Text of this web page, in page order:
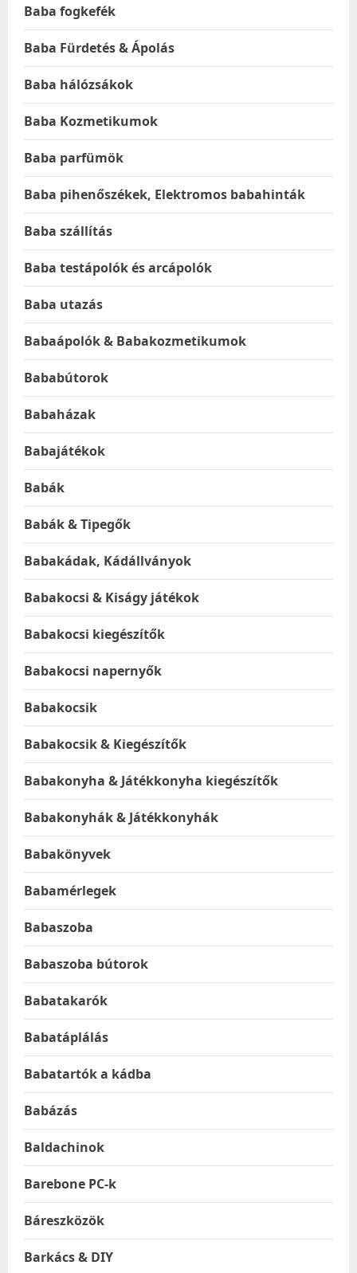
Baba fogkefék
Baba Fürdetés & Ápolás
Baba hálózsákok
Baba Kozmetikumok
Baba parfümök
Baba pihenőszékek, Elektromos babahinták
Baba szállítás
Baba testápolók és arcápolók
Baba utazás
Babaápolók & Babakozmetikumok
Bababútorok
Babaházak
Babajátékok
Babák
Babák & Tipegők
Babakádak, Kádállványok
Babakocsi & Kiságy játékok
Babakocsi kiegészítők
Babakocsi napernyők
Babakocsik
Babakocsik & Kiegészítők
Babakonyha & Játékkonyha kiegészítők
Babakonyhák & Játékkonyhák
Babakönyvek
Babamérlegek
Babaszoba
Babaszoba bútorok
Babatakarók
Babatáplálás
Babatartók a kádba
Babázás
Baldachinok
Barebone PC-k
Báreszközök
Barkács & DIY